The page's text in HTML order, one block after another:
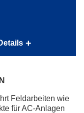
und
Feldarbeiten wie
für AC-Anlagen